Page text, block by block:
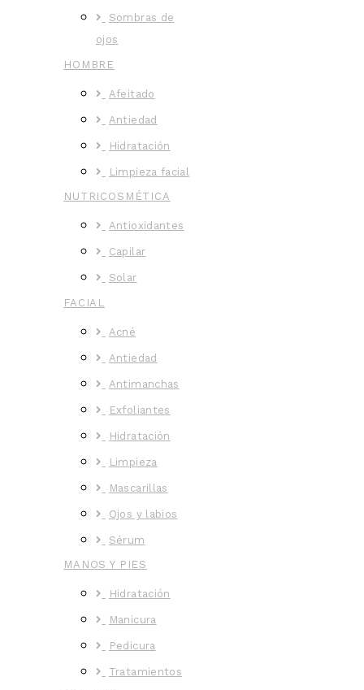
Sombras de
ojos
HOMBRE
Afeitado
Antiedad
Hidratación
Limpieza facial
NUTRICOSMÉTICA
Antioxidantes
Capilar
Solar
FACIAL
Acné
Antiedad
Antimanchas
Exfoliantes
Hidratación
Limpieza
Mascarillas
Ojos y labios
Sérum
MANOS Y PIES
Hidratación
Manicura
Pedicura
Tratamientos